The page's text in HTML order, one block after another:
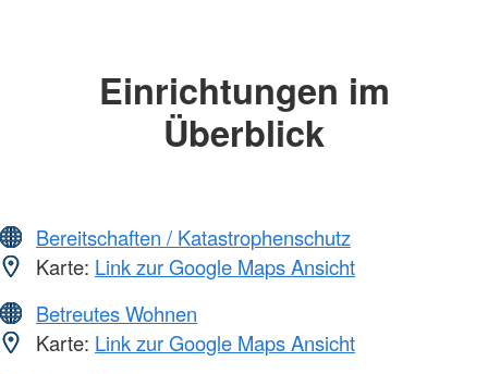
Einrichtungen im
Überblick
Bereitschaften / Katastrophenschutz
Karte: Link zur Google Maps Ansicht
Betreutes Wohnen
Karte: Link zur Google Maps Ansicht